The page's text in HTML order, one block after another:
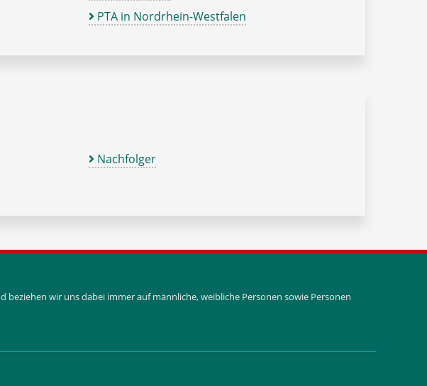
PTA in Nordrhein-Westfalen
Nachfolger
wir uns dabei immer auf männliche, weibliche Personen sowie Personen